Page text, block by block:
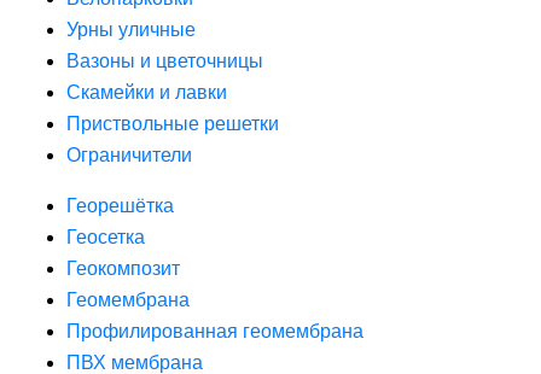
Урны уличные
Вазоны и цветочницы
Скамейки и лавки
Приствольные решетки
Ограничители
Георешётка
Геосетка
Геокомпозит
Геомембрана
Профилированная геомембрана
ПВХ мембрана